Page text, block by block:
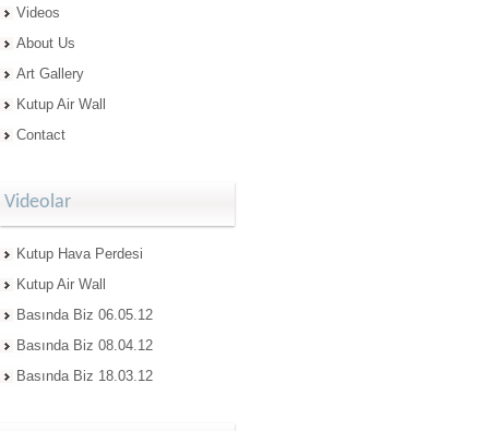
Videos
About Us
Art Gallery
Kutup Air Wall
Contact
Videolar
Kutup Hava Perdesi
Kutup Air Wall
Basında Biz 06.05.12
Basında Biz 08.04.12
Basında Biz 18.03.12